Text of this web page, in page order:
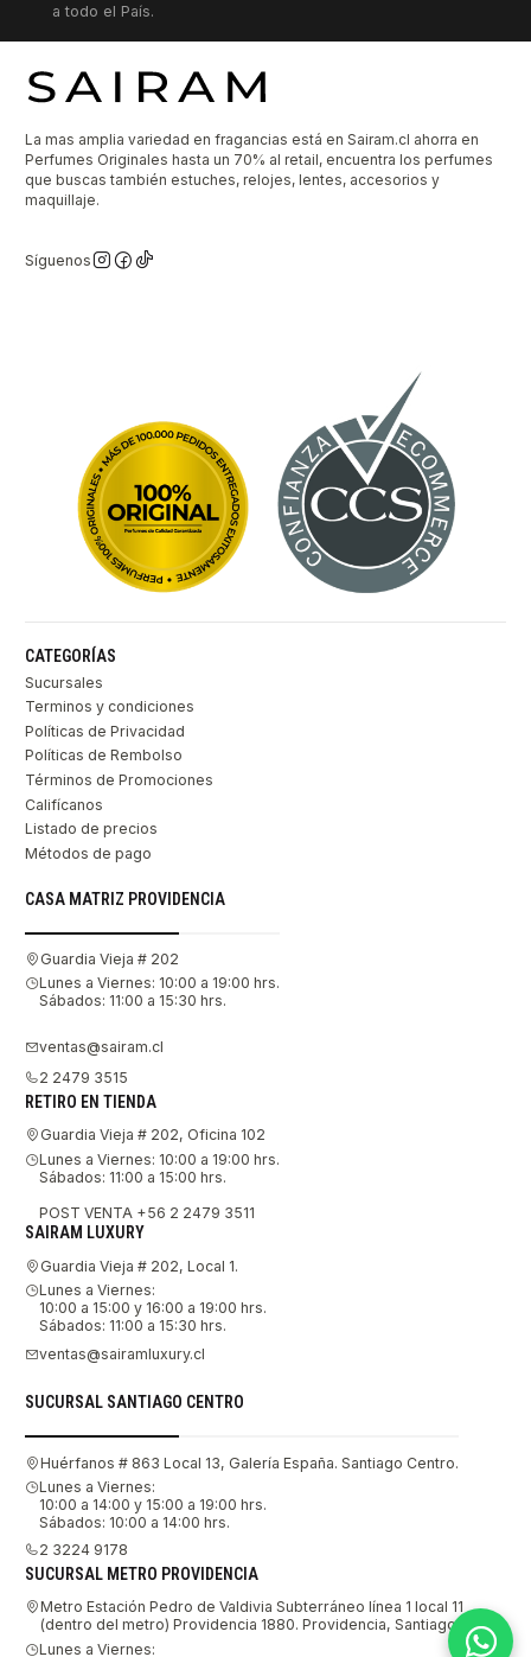
a todo el País.
La mas amplia variedad en fragancias está en Sairam.cl ahorra en
Perfumes Originales hasta un 70% al retail, encuentra los perfumes
que buscas también estuches, relojes, lentes, accesorios y
maquillaje.
Síguenos
CATEGORÍAS
Sucursales
Terminos y condiciones
Políticas de Privacidad
Políticas de Rembolso
Términos de Promociones
Califícanos
Listado de precios
Métodos de pago
CASA MATRIZ PROVIDENCIA
Guardia Vieja # 202
Lunes a Viernes: 10:00 a 19:00 hrs.
Sábados: 11:00 a 15:30 hrs.
ventas@sairam.cl
2 2479 3515
RETIRO EN TIENDA
Guardia Vieja # 202, Oficina 102
Lunes a Viernes: 10:00 a 19:00 hrs.
Sábados: 11:00 a 15:00 hrs.
POST VENTA +56 2 2479 3511
SAIRAM LUXURY
Guardia Vieja # 202, Local 1.
Lunes a Viernes:
10:00 a 15:00 y 16:00 a 19:00 hrs.
Sábados: 11:00 a 15:30 hrs.
ventas@sairamluxury.cl
SUCURSAL SANTIAGO CENTRO
Huérfanos # 863 Local 13, Galería España. Santiago Centro.
Lunes a Viernes:
10:00 a 14:00 y 15:00 a 19:00 hrs.
Sábados: 10:00 a 14:00 hrs.
2 3224 9178
SUCURSAL METRO PROVIDENCIA
Metro Estación Pedro de Valdivia Subterráneo línea 1 local 11
(dentro del metro) Providencia 1880. Providencia, Santiago.
Lunes a Viernes: